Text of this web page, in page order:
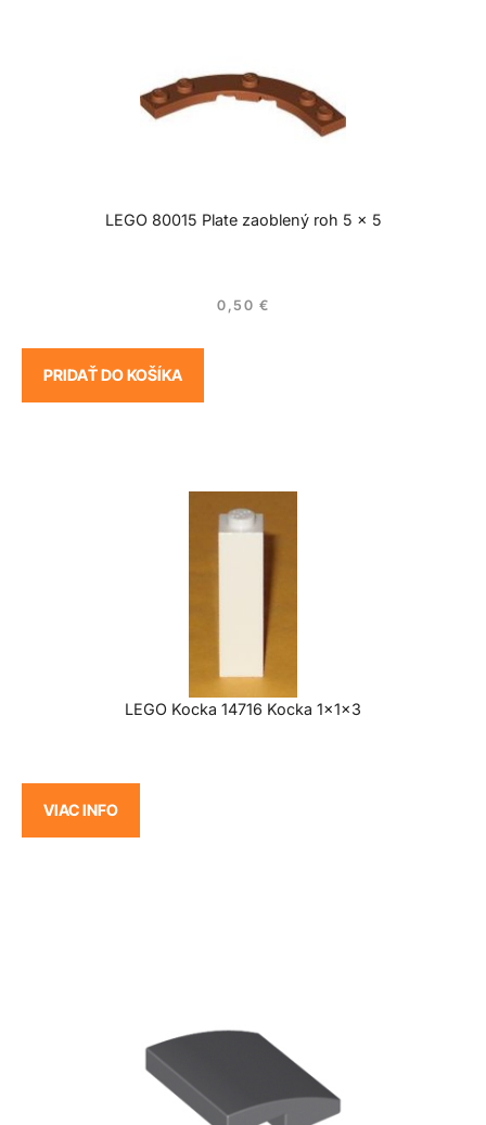
LEGO 80015 Plate zaoblený roh 5 x 5
0,50 €
PRIDAŤ DO KOŠÍKA
LEGO Kocka 14716 Kocka 1x1x3
VIAC INFO